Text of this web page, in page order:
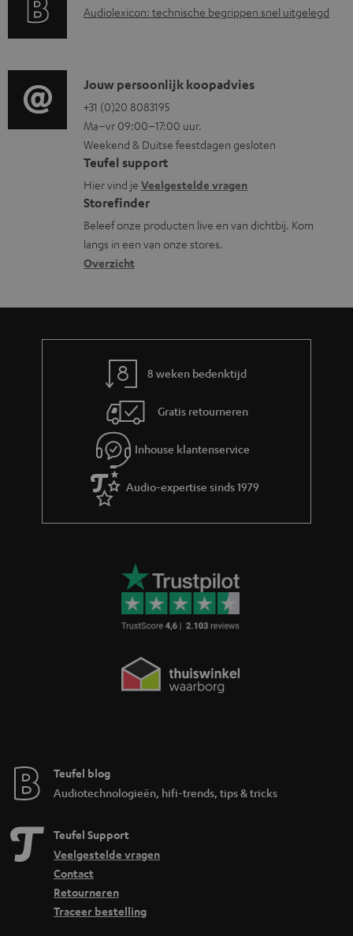
m
t
e
n
n
r
m
a
t
i
e
n
e
i
n
f
o
r
m
a
A
i
o
g
l
o
s
s
a
r
Audiolexicon: technische begrippen snel uitgelegd
C
o
n
t
a
c
t
i
n
r
Jouw persoonlijk koopadvies
+31 (0)20 8083195
Ma–vr 09:00–17:00 uur.
Weekend & Duitse feestdagen gesloten
Teufel support
Hier vind je Veelgestelde vragen
Storefinder
Beleef onze producten live en van dichtbij. Kom
langs in een van onze stores.
Overzicht
8 weken bedenktijd
Gratis retourneren
Inhouse klantenservice
Audio-expertise sinds 1979
Teufel blog
Audiotechnologieën, hifi-trends, tips & tricks
Teufel Support
Veelgestelde vragen
Contact
Retourneren
Traceer bestelling